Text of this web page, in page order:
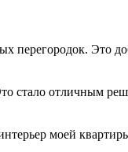
перегородок. Это
стало отличным
моей